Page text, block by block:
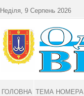
Неділя, 9 Серпень 2026
ГОЛОВНА ТЕМА НОМЕРА